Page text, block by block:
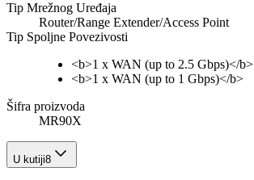
Tip Mrežnog Uređaja
Router/Range Extender/Access Point
Tip Spoljne Povezivosti
<b>1 x WAN (up to 2.5 Gbps)</b>
<b>1 x WAN (up to 1 Gbps)</b>
Šifra proizvoda
MR90X
U kutiji8